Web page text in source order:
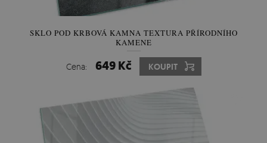
SKLO POD KRBOVÁ KAMNA TEXTURA PŘÍRODNÍHO
KAMENE
Cena: 649 Kč KOUPIT